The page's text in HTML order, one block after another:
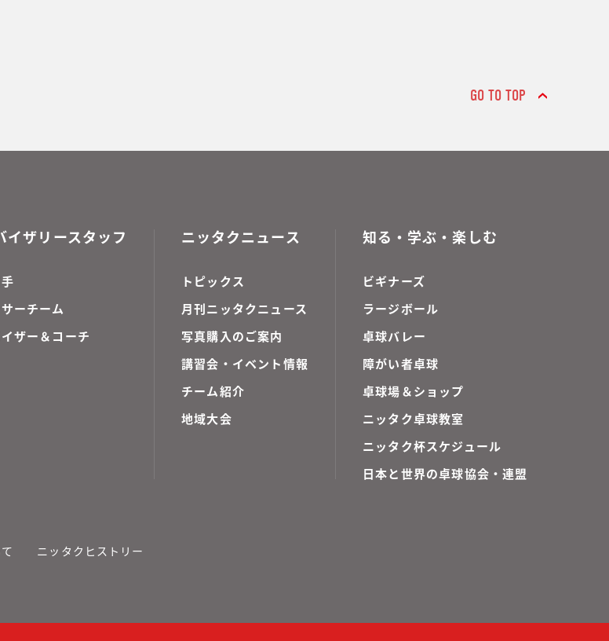
GO TO TOP
イザリースタッフ
ーチーム
ザー＆コーチ
ニッタクニュース
トピックス
月刊ニッタクニュース
写真購入のご案内
講習会・イベント情報
チーム紹介
地域大会
知る・学ぶ・楽しむ
ビギナーズ
ラージボール
卓球バレー
障がい者卓球
卓球場＆ショップ
ニッタク卓球教室
ニッタク杯スケジュール
日本と世界の卓球協会・連盟
ニッタクヒストリー